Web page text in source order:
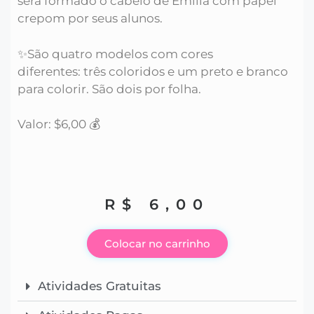
crepom por seus alunos.
✨São quatro modelos com cores
diferentes: três coloridos e um preto e branco
para colorir. São dois por folha.
Valor: $6,00 💰
R$ 6,00
Colocar no carrinho
Atividades Gratuitas